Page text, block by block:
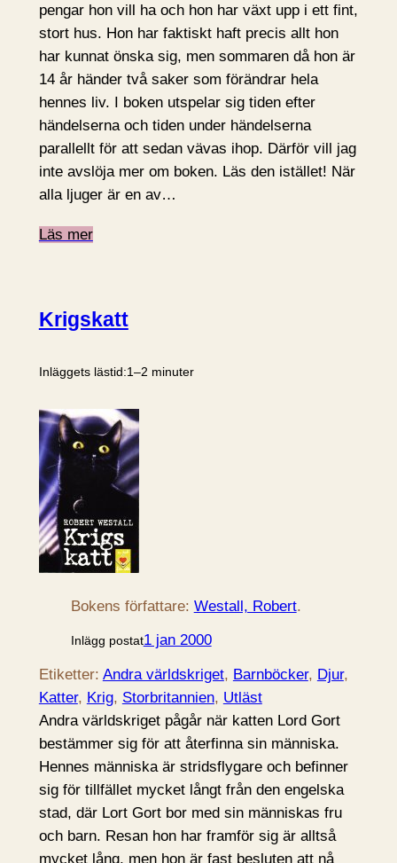
pengar hon vill ha och hon har växt upp i ett fint,
stort hus. Hon har faktiskt haft precis allt hon
har kunnat önska sig, men sommaren då hon är
14 år händer två saker som förändrar hela
hennes liv. I boken utspelar sig tiden efter
händelserna och tiden under händelserna
parallellt för att sedan vävas ihop. Därför vill jag
inte avslöja mer om boken. Läs den istället! När
alla ljuger är en av…
Läs mer
Krigskatt
Inläggets lästid:1–2 minuter
Bokens författare: Westall, Robert.
Inlägg postat1 jan 2000
Etiketter: Andra världskriget, Barnböcker, Djur
Katter, Krig, Storbritannien, Utläst
Andra världskriget pågår när katten Lord Gort
bestämmer sig för att återfinna sin människa.
Hennes människa är stridsflygare och befinner
sig för tillfället mycket långt från den engelska
stad, där Lort Gort bor med sin människas fru
och barn. Resan hon har framför sig är alltså
mycket lång, men hon är fast besluten att nå